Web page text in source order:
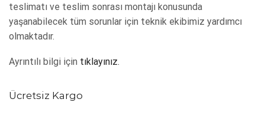
teslimatı ve teslim sonrası montajı konusunda
yaşanabilecek tüm sorunlar için teknik ekibimiz yardımcı
olmaktadır.
Ayrıntılı bilgi için tıklayınız.
Ücretsiz Kargo